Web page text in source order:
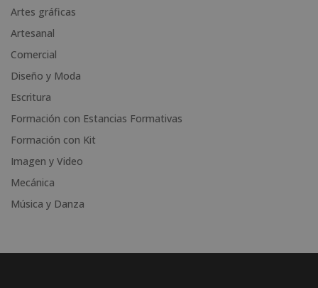
a
t
i
e
:
Artes gráficas
Artesanal
Comercial
Diseño y Moda
Escritura
Formación con Estancias Formativas
Formación con Kit
Imagen y Video
Mecánica
Música y Danza